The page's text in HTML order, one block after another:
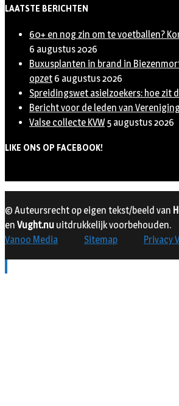
LAATSTE BERICHTEN
60+ en nog zin om te voetballen?
6 augustus 2026
Buxusplanten in brand in
opzet 6 augustus 2026
Spreidingswet asielzoekers: hoe zit
Bericht voor de leden van
Valse collecte KVW 5 augustus 2026
LIKE ONS OP FACEBOOK!
© Auteursrecht op eigen tekst/beeld van
en Vught.nu uitdrukkelijk voorbehouden.
Vanoo Media
Sitemap Privacy